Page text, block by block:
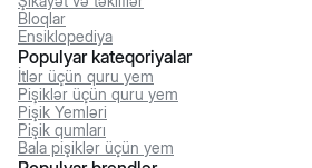
Bloqlar
Ensiklopediya
Populyar kateqoriyalar
İtlər üçün quru yem
Pişiklər üçün quru yem
Pişik Yemləri
Pişik qumları
Bala pişiklər üçün yem